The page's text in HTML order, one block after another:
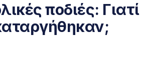
ποδιές: Γιατί